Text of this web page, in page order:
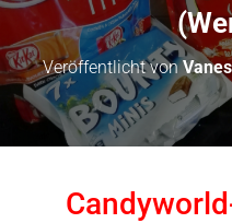
Veröffentlicht von